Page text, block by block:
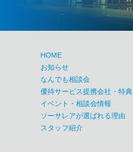
HOME
お知らせ
なんでも相談会
優待サービス提携会社・特典
イベント・相談会情報
ソーサレアが選ばれる理由
スタッフ紹介